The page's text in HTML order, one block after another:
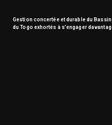
Gestion concertée et durable du
du Togo exhortés à s’engager